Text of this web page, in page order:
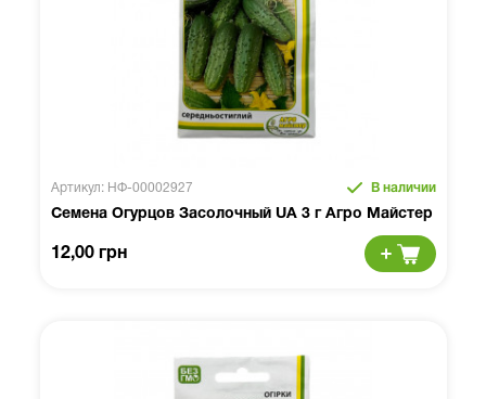
Артикул: НФ-00002927 В наличии
Семена Огурцов Засолочный UA 3 г Агро Майстер
12,00 грн